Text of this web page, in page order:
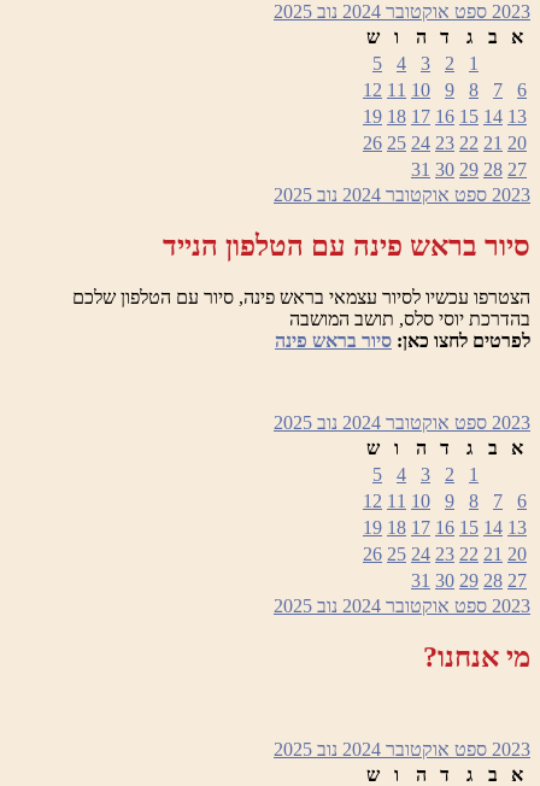
2023 ספט אוקטובר 2024 נוב 2025
א
ב ג ד ה ו
ש
1
2
3
4
5
6
7
8
9
10
11
12
13
14
15
16
17
18
19
20
21
22
23
24
25
26
27
28
29
30
31
2023 ספט אוקטובר 2024 נוב 2025
סיור בראש פינה עם הטלפון הנייד
הצטרפו עכשיו לסיור עצמאי בראש פינה, סיור עם הטלפון שלכם
בהדרכת יוסי סלס, תושב המושבה
לפרטים לחצו כאן: סיור בראש פינה
2023 ספט אוקטובר 2024 נוב 2025
א
ב ג ד ה ו
ש
1
2
3
4
5
6
7
8
9
10
11
12
13
14
15
16
17
18
19
20
21
22
23
24
25
26
27
28
29
30
31
2023 ספט אוקטובר 2024 נוב 2025
מי אנחנו?
2023 ספט אוקטובר 2024 נוב 2025
א
ב ג ד ה ו
ש